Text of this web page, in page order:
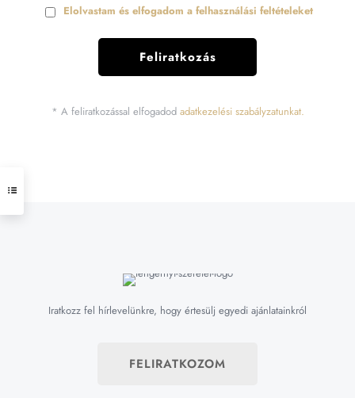
Elolvastam és elfogadom a felhasználási feltételeket
* A feliratkozással elfogadod adatkezelési szabályzatunkat.
Iratkozz fel hírlevelünkre, hogy értesülj egyedi ajánlatainkról
FELIRATKOZOM